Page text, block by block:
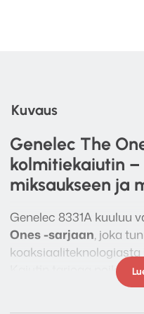
Kuvaus
Genelec The
kolmitiekaiutin
miksaukseen ja
Genelec 8331A kuuluu
Ones -sarjaan, joka
Kaiutin tarjoaa
kuuntelualueen ja